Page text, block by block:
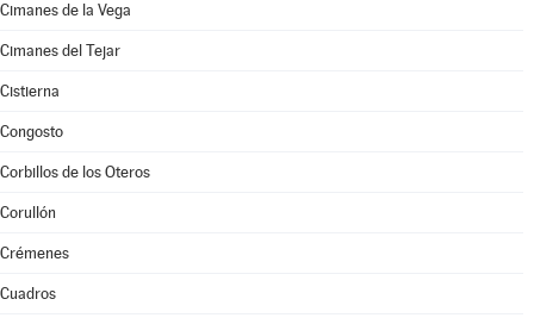
Cimanes de la Vega
Cimanes del Tejar
Cistierna
Congosto
Corbillos de los Oteros
Corullón
Crémenes
Cuadros